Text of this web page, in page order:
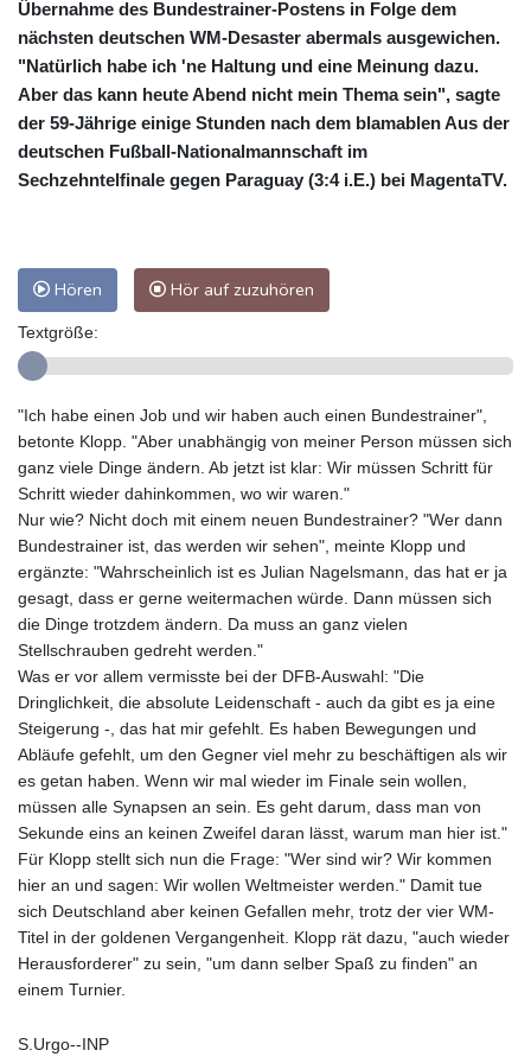
Übernahme des Bundestrainer-Postens in Folge dem
nächsten deutschen WM-Desaster abermals ausgewichen.
"Natürlich habe ich 'ne Haltung und eine Meinung dazu.
Aber das kann heute Abend nicht mein Thema sein", sagte
der 59-Jährige einige Stunden nach dem blamablen Aus der
deutschen Fußball-Nationalmannschaft im
Sechzehntelfinale gegen Paraguay (3:4 i.E.) bei MagentaTV.
Hören Hör auf zuzuhören
Textgröße:
"Ich habe einen Job und wir haben auch einen Bundestrainer",
betonte Klopp. "Aber unabhängig von meiner Person müssen sich
ganz viele Dinge ändern. Ab jetzt ist klar: Wir müssen Schritt für
Schritt wieder dahinkommen, wo wir waren."
Nur wie? Nicht doch mit einem neuen Bundestrainer? "Wer dann
Bundestrainer ist, das werden wir sehen", meinte Klopp und
ergänzte: "Wahrscheinlich ist es Julian Nagelsmann, das hat er ja
gesagt, dass er gerne weitermachen würde. Dann müssen sich
die Dinge trotzdem ändern. Da muss an ganz vielen
Stellschrauben gedreht werden."
Was er vor allem vermisste bei der DFB-Auswahl: "Die
Dringlichkeit, die absolute Leidenschaft - auch da gibt es ja eine
Steigerung -, das hat mir gefehlt. Es haben Bewegungen und
Abläufe gefehlt, um den Gegner viel mehr zu beschäftigen als wir
es getan haben. Wenn wir mal wieder im Finale sein wollen,
müssen alle Synapsen an sein. Es geht darum, dass man von
Sekunde eins an keinen Zweifel daran lässt, warum man hier ist."
Für Klopp stellt sich nun die Frage: "Wer sind wir? Wir kommen
hier an und sagen: Wir wollen Weltmeister werden." Damit tue
sich Deutschland aber keinen Gefallen mehr, trotz der vier WM-
Titel in der goldenen Vergangenheit. Klopp rät dazu, "auch wieder
Herausforderer" zu sein, "um dann selber Spaß zu finden" an
einem Turnier.
S.Urgo--INP